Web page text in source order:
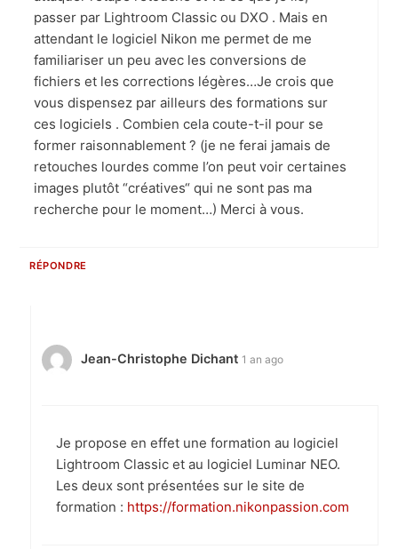
passer par Lightroom Classic ou DXO . Mais en
attendant le logiciel Nikon me permet de me
familiariser un peu avec les conversions de
fichiers et les corrections légères…Je crois que
vous dispensez par ailleurs des formations sur
ces logiciels . Combien cela coute-t-il pour se
former raisonnablement ? (je ne ferai jamais de
retouches lourdes comme l’on peut voir certaines
images plutôt “créatives“ qui ne sont pas ma
recherche pour le moment…) Merci à vous.
RÉPONDRE
Jean-Christophe Dichant 1 an ago
Je propose en effet une formation au logiciel
Lightroom Classic et au logiciel Luminar NEO.
Les deux sont présentées sur le site de
formation : https://formation.nikonpassion.com